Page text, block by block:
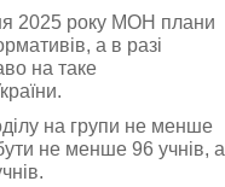
2025 року МОН плани
а в разі
на таке
на групи не менше
не менше 96 учнів, а